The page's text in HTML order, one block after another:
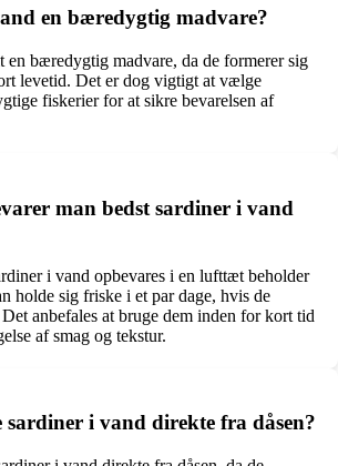
en bæredygtig madvare?
en bæredygtig madvare, da de formerer sig
levetid. Det er dog vigtigt at vælge
fiskerier for at sikre bevarelsen af
man bedst sardiner i vand
i vand opbevares i en lufttæt beholder
holde sig friske i et par dage, hvis de
anbefales at bruge dem inden for kort tid
af smag og tekstur.
sardiner i vand direkte fra dåsen?